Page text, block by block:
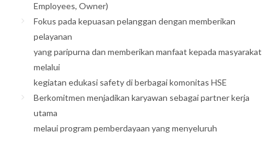
Employees, Owner)
Fokus pada kepuasan pelanggan dengan memberikan
pelayanan
yang paripurna dan memberikan manfaat kepada masyarakat
melalui
kegiatan edukasi safety di berbagai komonitas HSE
Berkomitmen menjadikan karyawan sebagai partner kerja
utama
melaui program pemberdayaan yang menyeluruh